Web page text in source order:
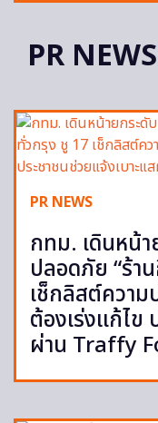
PR NEWS
PR NEWS
กทม. เดินหน้
ปลอดภัย “ร้า
เช็กลิสต์ควา
ต้องเร่งแก้ไข
ผ่าน Traffy